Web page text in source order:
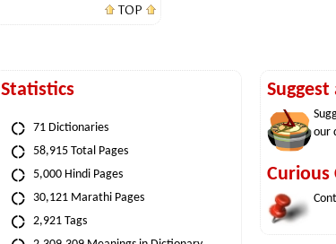
TOP
Statistics
71 Dictionaries
58,915 Total Pages
5,000 Hindi Pages
30,121 Marathi Pages
2,921 Tags
our
Curious